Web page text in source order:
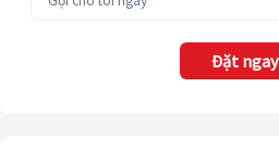
Đặt ngay